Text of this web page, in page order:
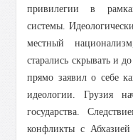
привилегии в
системы.
местный
старались скрывать и
прямо заявил о себе
идеологии. Грузия
государства.
конфликты с